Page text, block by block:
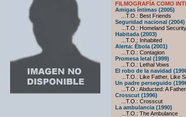
FILMOGRAFÍA COMO
Amigas íntimas (2005)
...T.O.: Best Friends
Seguridad nacional (2004)
...T.O.: Homeland Security
Habitada (2003)
...T.O.: Inhabited
Alerta: Ébola (2001)
...T.O.: Contagion
Promesa letal (1999)
...T.O.: Lethal Vows
El robo de la navidad
...T.O.: Like Father, Like
Un padre perseguido
...T.O.: Abducted: A
Crosscut (1996)
...T.O.: Crosscut
La ambulancia (1990)
...T.O.: The Ambulance